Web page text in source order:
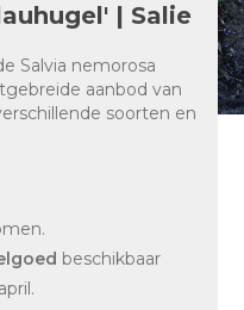
| Salie
Salvia nemorosa
aanbod van
soorten en
beschikbaar